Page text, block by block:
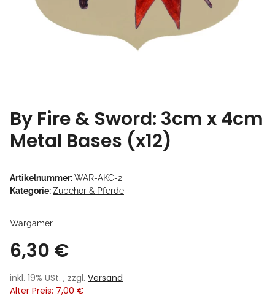
By Fire & Sword: 3cm x 4cm
Metal Bases (x12)
Artikelnummer:WAR-AKC-2
Kategorie:Zubehör & Pferde
Wargamer
6,30 €
inkl. 19% USt. , zzgl. Versand
Alter Preis: 7,00 €